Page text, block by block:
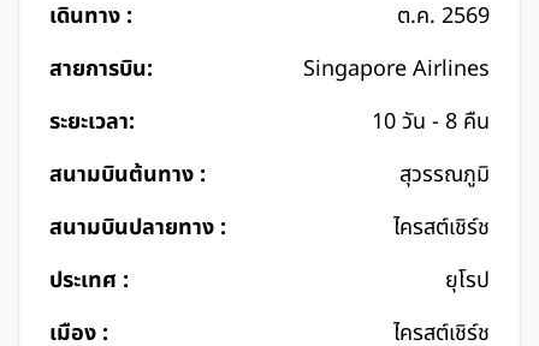
เดินทาง :
ต.ค. 2569
สายการบิน:
Singapore Airlines
ระยะเวลา:
10 วัน - 8 คืน
สนามบินต้นทาง :
สุวรรณภูมิ
สนามบินปลายทาง :
ไครสต์เชิร์ช
ประเทศ :
ยุโรป
เมือง :
ไครสต์เชิร์ช